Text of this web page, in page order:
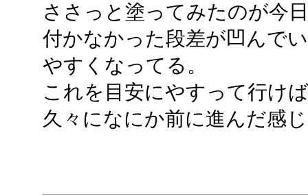
ささっと塗ってみたのが今
付かなかった段差が凹んで
やすくなってる。
これを目安にやすって行け
久々になにか前に進んだ感